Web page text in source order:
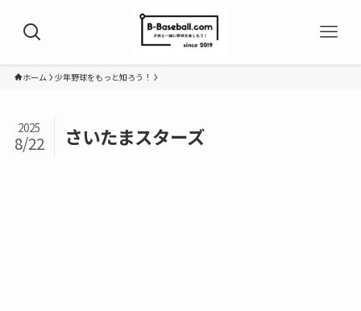
ホーム 少年野球をもっと知ろう！
さいたまスターズ
2025
8/22